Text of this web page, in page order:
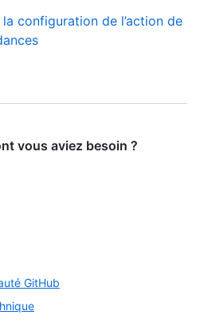
configuration de l’action de
vous aviez besoin ?
GitHub